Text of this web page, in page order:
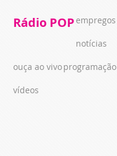
Rádio POP empregos
notícias
ouça ao vivoprogramação
vídeos